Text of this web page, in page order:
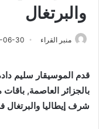
والبرتغال
منبر القراء 06-30
قدم الموسيقار سليم
بالجزائر العاصمة,
شرف إيطاليا والبرتغال